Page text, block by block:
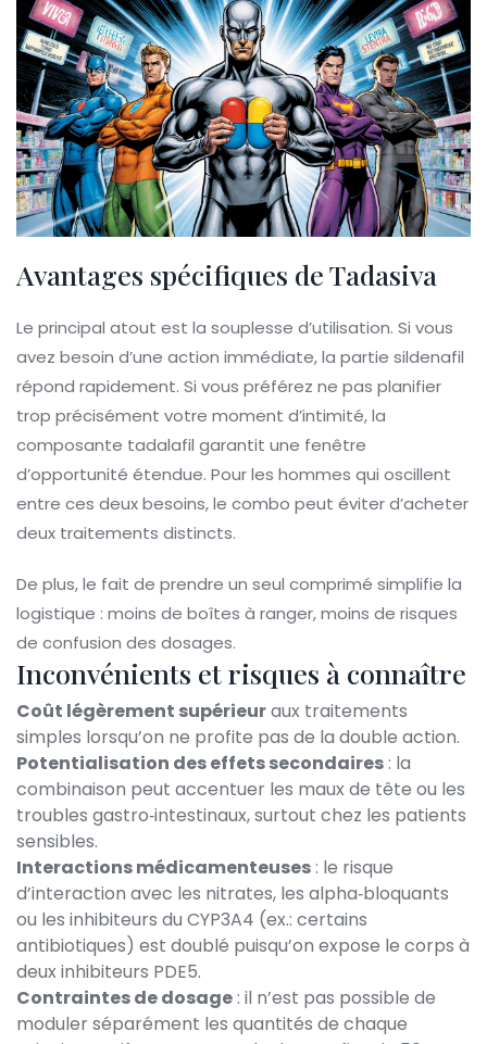
Avantages spécifiques de Tadasiva
Le principal atout est la souplesse d’utilisation. Si vous
avez besoin d’une action immédiate, la partie sildenafil
répond rapidement. Si vous préférez ne pas planifier
trop précisément votre moment d’intimité, la
composante tadalafil garantit une fenêtre
d’opportunité étendue. Pour les hommes qui oscillent
entre ces deux besoins, le combo peut éviter d’acheter
deux traitements distincts.
De plus, le fait de prendre un seul comprimé simplifie la
logistique : moins de boîtes à ranger, moins de risques
de confusion des dosages.
Inconvénients et risques à connaître
Coût légèrement supérieuraux traitements
simples lorsqu’on ne profite pas de la double action.
Potentialisation des effets secondaires: la
combinaison peut accentuer les maux de tête ou les
troubles gastro‑intestinaux, surtout chez les patients
sensibles.
Interactions médicamenteuses: le risque
d’interaction avec les nitrates, les alpha‑bloquants
ou les inhibiteurs du CYP3A4 (ex.: certains
antibiotiques) est doublé puisqu’on expose le corps à
deux inhibiteurs PDE5.
Contraintes de dosage: il n’est pas possible de
moduler séparément les quantités de chaque